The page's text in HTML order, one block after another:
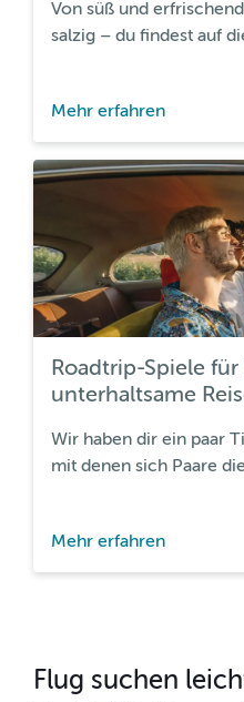
Von süß und
salzig – du findest auf
Mehr erfahren
Roadtrip-Spiele für
unterhaltsame
Wir haben dir ein paar
mit denen sich Paare
Mehr erfahren
Flug suchen